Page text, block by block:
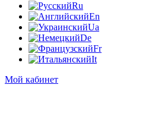
Ru
En
Ua
De
Fr
It
Мой кабинет